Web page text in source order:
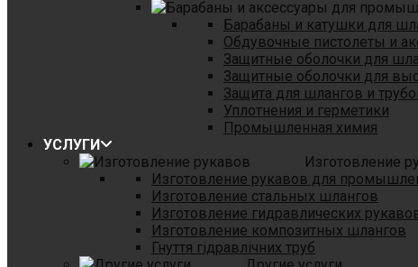
Барабаны и катушки для
Обдувочные пистолеты и
Защитные оболочки для
Защитные оболочки для
Защита для шлангов и
Уплотнения и герметики
Промышленная химия
УСЛУГИ
Изготовление
Изготовление рукавов для
Изготовление стальных шлангов
Изготовление гидравлических
Изготовление композитных шлангов
Гнуття гідравлічних труб